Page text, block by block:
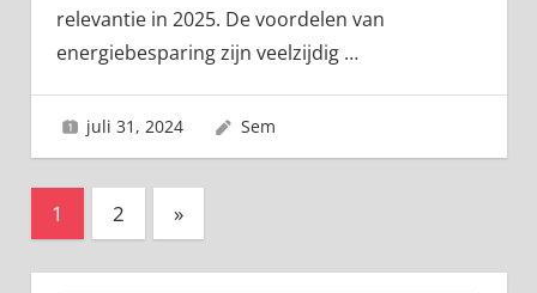
relevantie in 2025. De voordelen van
energiebesparing zijn veelzijdig …
juli 31, 2024 Sem
Berichten
1 2
Volgende
berichten
»